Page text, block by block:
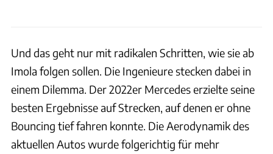
Und das geht nur mit radikalen Schritten, wie sie ab
Imola folgen sollen. Die Ingenieure stecken dabei in
einem Dilemma. Der 2022er Mercedes erzielte seine
besten Ergebnisse auf Strecken, auf denen er ohne
Bouncing tief fahren konnte. Die Aerodynamik des
aktuellen Autos wurde folgerichtig für mehr